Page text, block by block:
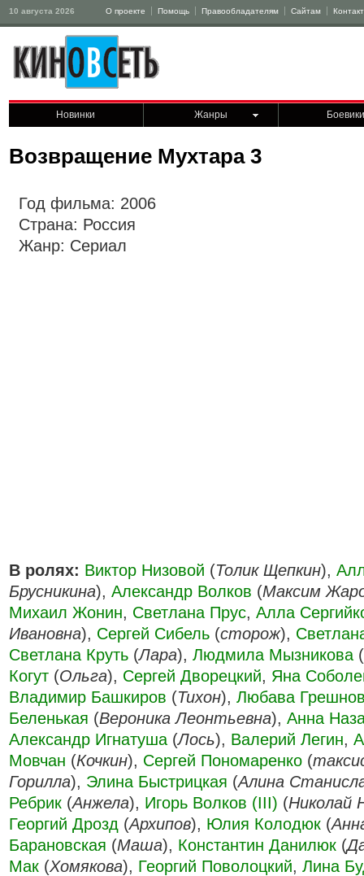
10 августа 2026 О проекте Помощь Правообладателям Сайтам
Новинки Жанры Боевики
Возвращение Мухтара 3
Год фильма: 2006
Страна: Россия
Жанр: Сериал
В ролях: Виктор Низовой (Толик Щепкин),
Брусникина), Александр Волков (Максим
Михаил Жонин, Светлана Прус, Алла
Ивановна), Сергей Сибель (сторож),
Светлана Круть (Лара), Людмила Мызникова (
Когут (Ольга), Сергей Дворецкий, Яна
Владимир Башкиров (Тихон), Любава
Беленькая (Вероника Леонтьевна), Анна
Александр Игнатуша (Лось), Валерий Легин,
Мовчан (Кочкин), Сергей Пономаренко (
Горилла), Элина Быстрицкая (Алина
Ребрик (Анжела), Игорь Волков (III) (Николай
Георгий Дрозд (Архипов), Юлия Колодюк (
Барановская (Маша), Константин Данилюк (
Мак (Хомякова), Георгий Поволоцкий, Лина